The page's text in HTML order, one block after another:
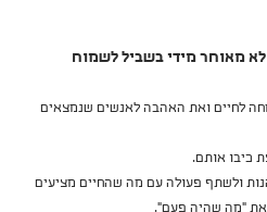
מאוחר מידי בשביל לשמוח
לחיים ואת האהבה לאנשים שנמצאים
כיבו אותם.
ולשתף פעולה עם מה שהחיים מציעים